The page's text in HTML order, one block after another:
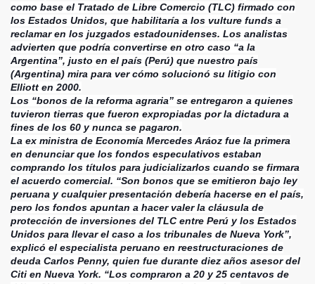
como base el Tratado de Libre Comercio (TLC) firmado con
los Estados Unidos, que habilitaría a los vulture funds a
reclamar en los juzgados estadounidenses. Los analistas
advierten que podría convertirse en otro caso “a la
Argentina”, justo en el país (Perú) que nuestro país
(Argentina) mira para ver cómo solucionó su litigio con
Elliott en 2000.
Los “bonos de la reforma agraria” se entregaron a quienes
tuvieron tierras que fueron expropiadas por la dictadura a
fines de los 60 y nunca se pagaron.
La ex ministra de Economía Mercedes Aráoz fue la primera
en denunciar que los fondos especulativos estaban
comprando los títulos para judicializarlos cuando se firmara
el acuerdo comercial. “Son bonos que se emitieron bajo ley
peruana y cualquier presentación debería hacerse en el país,
pero los fondos apuntan a hacer valer la cláusula de
protección de inversiones del TLC entre Perú y los Estados
Unidos para llevar el caso a los tribunales de Nueva York”,
explicó el especialista peruano en reestructuraciones de
deuda Carlos Penny, quien fue durante diez años asesor del
Citi en Nueva York. “Los compraron a 20 y 25 centavos de
A MENSAJES